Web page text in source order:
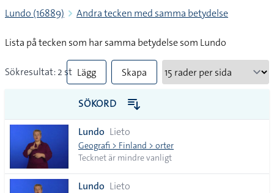
Lundo (16889) Andra tecken med samma betydelse
Lista på tecken som har samma betydelse som Lundo
Sökresultat: 2 st Lägg
till
alla i
lista
Skapa
PDF
SÖKORD
Lundo Lieto
Geografi > Finland > orter
Tecknet är mindre vanligt
Lundo Lieto